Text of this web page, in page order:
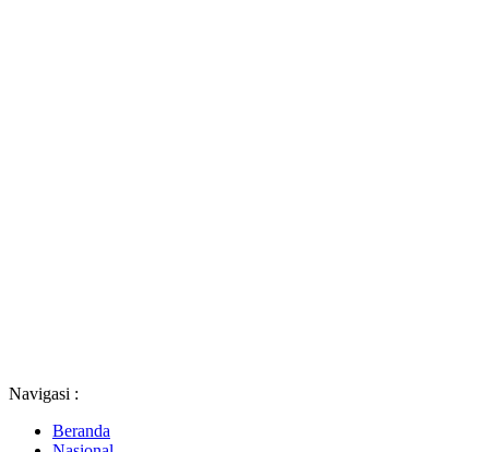
Navigasi :
Beranda